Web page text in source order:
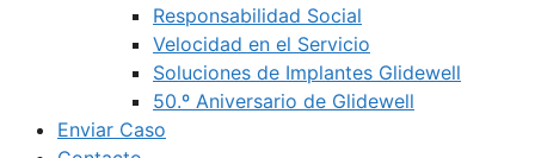
Responsabilidad Social
Velocidad en el Servicio
Soluciones de Implantes Glidewell
50.º Aniversario de Glidewell
Enviar Caso